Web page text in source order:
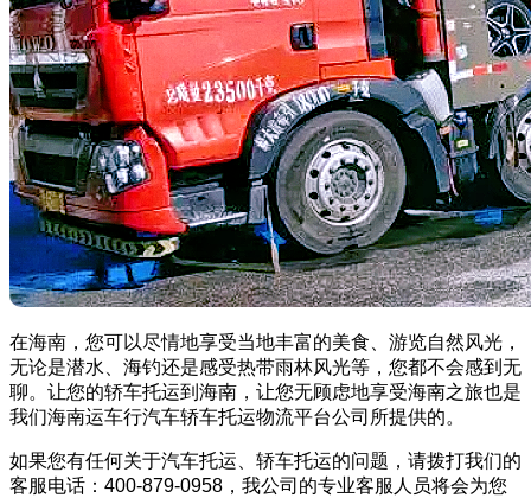
在海南，您可以尽情地享受当地丰富的美食、游览自然风光，
无论是潜水、海钓还是感受热带雨林风光等，您都不会感到无
聊。让您的轿车托运到海南，让您无顾虑地享受海南之旅也是
我们海南运车行汽车轿车托运物流平台公司所提供的。
如果您有任何关于汽车托运、轿车托运的问题，请拨打我们的
客服电话：400-879-0958，我公司的专业客服人员将会为您